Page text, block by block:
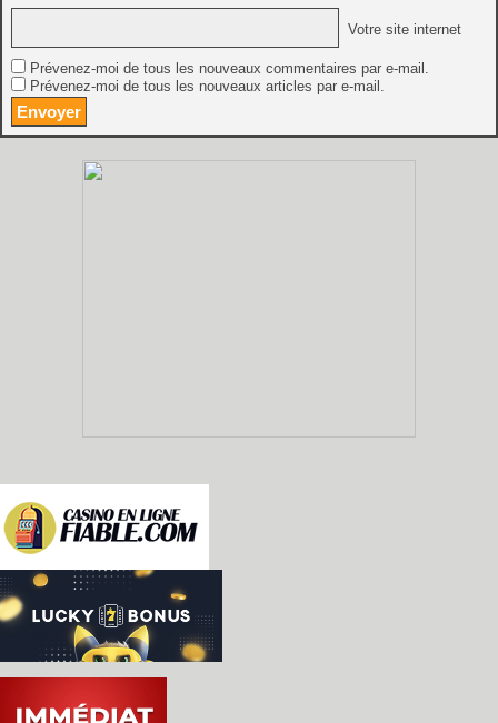
Votre site internet
Prévenez-moi de tous les nouveaux commentaires par e-mail.
Prévenez-moi de tous les nouveaux articles par e-mail.